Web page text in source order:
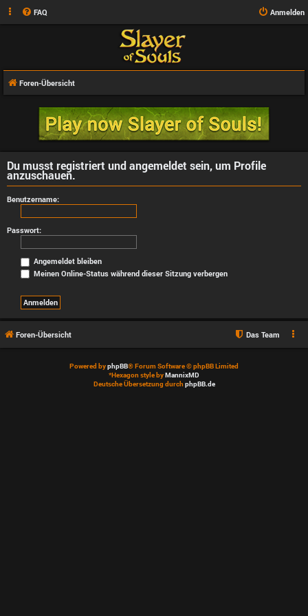
FAQ Anmelden
Foren-Übersicht
Du musst registriert und angemeldet sein, um Profile
anzuschauen.
Benutzername:
Passwort:
Angemeldet bleiben
Meinen Online-Status während dieser Sitzung verbergen
Foren-Übersicht Das Team
Powered byphpBB® Forum Software © phpBB Limited
*Hexagon style byMannixMD
Deutsche Übersetzung durchphpBB.de